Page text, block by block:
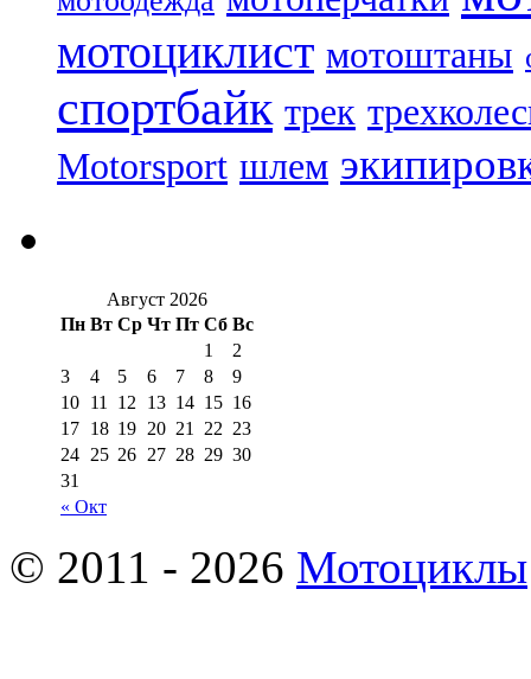
мотоциклист мотоштаны
спортбайк трек
Motorsport шлем
Август 2026
Пн Вт Ср Чт Пт Сб Вс
« Окт
1
2
3
4 5 6 7 8
9
10 11 12 13 14 15 16
17 18 19 20 21 22 23
24 25 26 27 28 29 30
31
© 2011 - 2026 Мотоциклы